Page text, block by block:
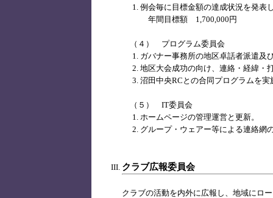
例会毎に目標金額の達成状況を発表
年間目標額 1,700,000円
（４） プログラム委員会
ガバナー事務所の地区卓話者派遣及
地区大会成功の向け、連絡・経緯・
沼田中央RCとの合同プログラムを実
（５） IT委員会
ホームページの管理運営と更新。
グループ・ウェアー等による連絡網
クラブ広報委員会
クラブの活動を内外に広報し、地域にロ